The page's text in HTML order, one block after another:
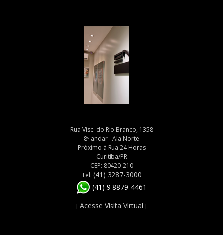
Rua Visc. do Rio Branco, 1358
8º andar - Ala Norte
Próximo à Rua 24 Horas
Curitiba/PR
CEP: 80420-210
Tel: (41) 3287-3000
(41) 9 8879-4461
[Acesse Visita Virtual ]